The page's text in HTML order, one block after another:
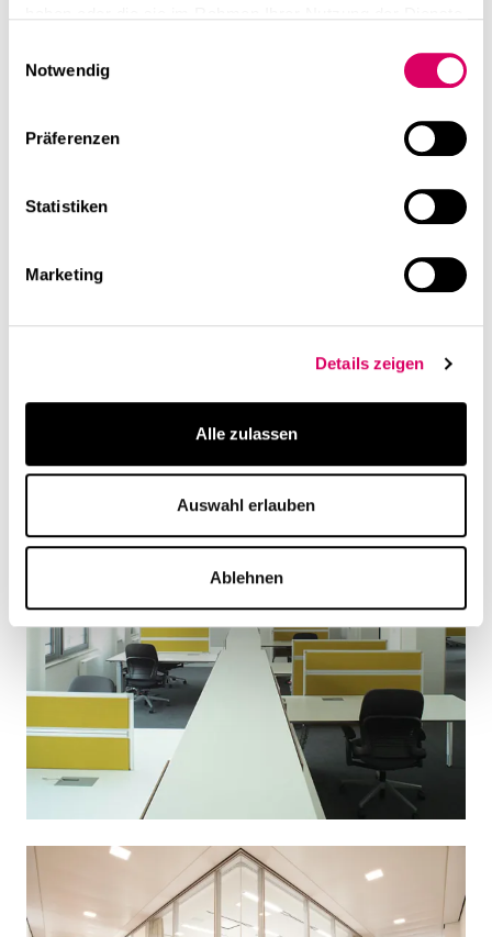
Notwendig
Präferenzen
Statistiken
Marketing
Details zeigen
Alle zulassen
Auswahl erlauben
Ablehnen